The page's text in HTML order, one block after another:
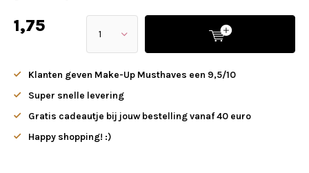
1,75
Klanten geven Make-Up Musthaves een 9,5/10
Super snelle levering
Gratis cadeautje bij jouw bestelling vanaf 40 euro
Happy shopping! :)